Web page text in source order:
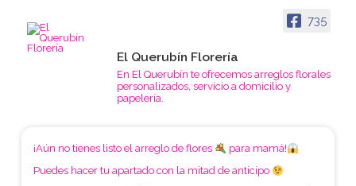
735
El Querubín Florería
En El Querubín te ofrecemos arreglos florales
personalizados, servicio a domicilio y
papelería.
¡Aún no tienes listo el arreglo de flores
para mamá!
Puedes hacer tu apartado con la mitad de anticipo